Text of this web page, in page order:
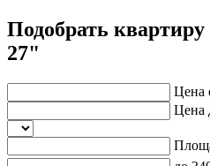
Подобрать
27"
Цена
Цена